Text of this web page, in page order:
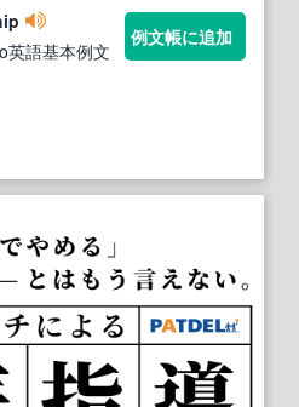
英語基本例文
例文帳に追加